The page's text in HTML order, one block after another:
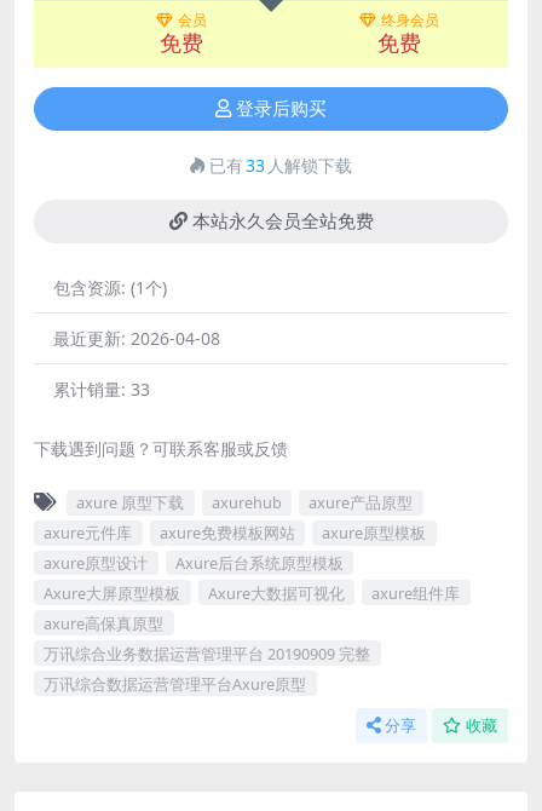
会员
免费
终身会员
免费
登录后购买
已有33 人解锁下载
本站永久会员全站免费
包含资源: (1个)
最近更新: 2026-04-08
累计销量: 33
下载遇到问题？可联系客服或反馈
axure 原型下载 axurehub
axure产品原型
axure元件库
axure免费模板网站
axure原型模板
axure原型设计
Axure后台系统原型模板
Axure大屏原型模板
Axure大数据可视化
axure组件库
axure高保真原型
万讯综合业务数据运营管理平台 20190909 完整
万讯综合数据运营管理平台Axure原型
分享 收藏